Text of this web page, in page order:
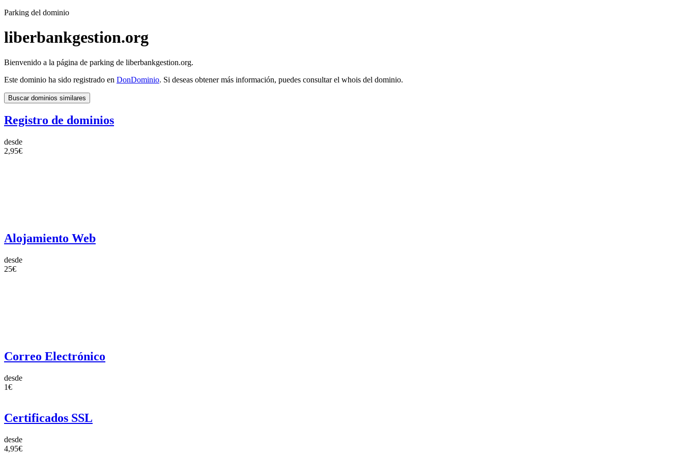
Parking del dominio
liberbankgestion.org
Bienvenido a la página de parking de liberbankgestion.org.
Este dominio ha sido registrado en DonDominio. Si deseas obtener más información, puedes consultar el whois del dominio.
Buscar dominios similares
Registro de dominios
desde
2,95€
Alojamiento Web
desde
25€
Correo Electrónico
desde
1€
Certificados SSL
desde
4,95€